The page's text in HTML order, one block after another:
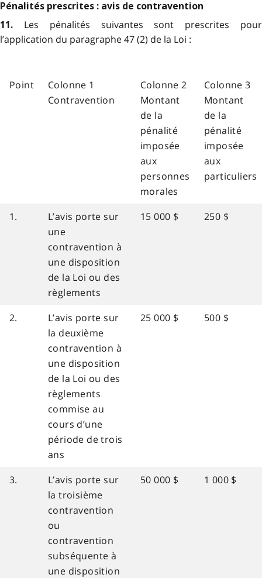
Pénalités prescrites : avis de contravention
11. Les pénalités suivantes sont prescrites pour
l’application du paragraphe 47 (2) de la Loi :
Point
Colonne 1
Contravention
Colonne 2
Montant
de la
pénalité
imposée
aux
personnes
morales
Colonne 3
Montant
de la
pénalité
imposée
aux
particuliers
1.
L’avis porte sur
une
contravention à
une disposition
de la Loi ou des
règlements
15 000 $ 250 $
2.
L’avis porte sur
la deuxième
contravention à
une disposition
de la Loi ou des
règlements
commise au
cours d’une
période de trois
ans
25 000 $ 500 $
3.
L’avis porte sur
la troisième
contravention
ou
contravention
subséquente à
une disposition
50 000 $ 1 000 $